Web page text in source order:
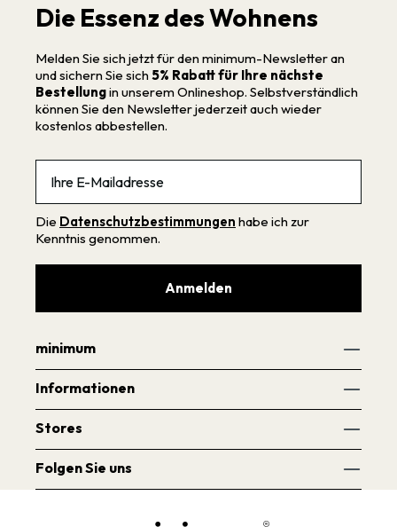
Die Essenz des Wohnens
Melden Sie sich jetzt für den minimum-Newsletter an
und sichern Sie sich 5% Rabatt für Ihre nächste
Bestellungin unserem Onlineshop. Selbstverständlich
können Sie den Newsletter jederzeit auch wieder
kostenlos abbestellen.
Die Datenschutzbestimmungen habe ich zur
Kenntnis genommen.
Anmelden
minimum
Informationen
Stores
Folgen Sie uns